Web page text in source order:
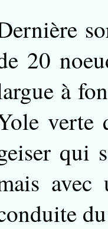
20
à
verte
qui
avec